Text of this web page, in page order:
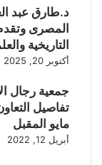
د.طارق عبد
المصرى
التاريخية
أكتوبر 20, 2025
جمعية رجال
تفاصيل
مايو المقبل
أبريل 12, 2022